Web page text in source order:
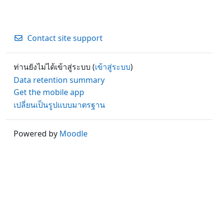
Contact site support
ท่านยังไม่ได้เข้าสู่ระบบ (เข้าสู่ระบบ)
Data retention summary
Get the mobile app
เปลี่ยนเป็นรูปแบบมาตรฐาน
Powered by Moodle